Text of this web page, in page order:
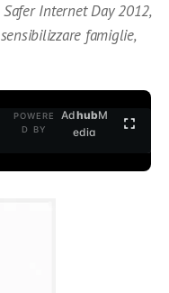
Internet Day 2012,
famiglie,
POWERE
D BY
AdhubM
edia